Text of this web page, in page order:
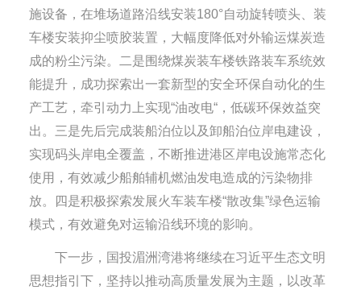
施设备，在堆场道路沿线安装180°自动旋转喷头、装
车楼安装抑尘喷胶装置，大幅度降低对外输运煤炭造
成的粉尘污染。二是围绕煤炭装车楼铁路装车系统效
能提升，成功探索出一套新型的安全环保自动化的生
产工艺，牵引动力上实现“油改电“，低碳环保效益突
出。三是先后完成装船泊位以及卸船泊位岸电建设，
实现码头岸电全覆盖，不断推进港区岸电设施常态化
使用，有效减少船舶辅机燃油发电造成的污染物排
放。四是积极探索发展火车装车楼“散改集”绿色运输
模式，有效避免对运输沿线环境的影响。
下一步，国投湄洲湾港将继续在习近平生态文明
思想指引下，坚持以推动高质量发展为主题，以改革